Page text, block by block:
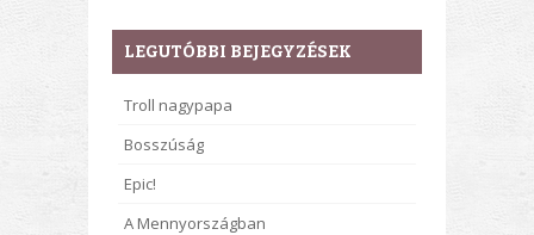
LEGUTÓBBI BEJEGYZÉSEK
Troll nagypapa
Bosszúság
Epic!
A Mennyországban